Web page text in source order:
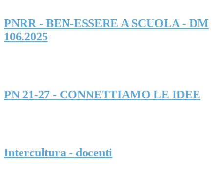
PNRR - BEN-ESSERE A SCUOLA - DM
106.2025
PN 21-27 - CONNETTIAMO LE IDEE
Intercultura - docenti